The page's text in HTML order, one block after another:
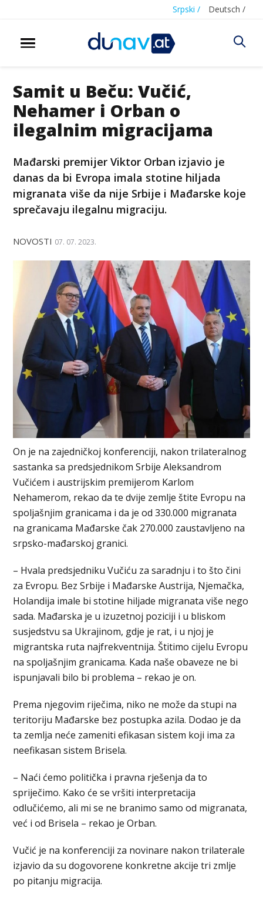
Srpski / Deutsch /
Samit u Beču: Vučić,
Nehamer i Orban o
ilegalnim migracijama
Mađarski premijer Viktor Orban izjavio je
danas da bi Evropa imala stotine hiljada
migranata više da nije Srbije i Mađarske koje
sprečavaju ilegalnu migraciju.
NOVOSTI 07. 07. 2023.
On je na zajedničkoj konferenciji, nakon trilateralnog
sastanka sa predsjednikom Srbije Aleksandrom
Vučićem i austrijskim premijerom Karlom
Nehamerom, rekao da te dvije zemlje štite Evropu na
spoljašnjim granicama i da je od 330.000 migranata
na granicama Mađarske čak 270.000 zaustavljeno na
srpsko-mađarskoj granici.
– Hvala predsjedniku Vučiću za saradnju i to što čini
za Evropu. Bez Srbije i Mađarske Austrija, Njemačka,
Holandija imale bi stotine hiljade migranata više nego
sada. Mađarska je u izuzetnoj poziciji i u bliskom
susjedstvu sa Ukrajinom, gdje je rat, i u njoj je
migrantska ruta najfrekventnija. Štitimo cijelu Evropu
na spoljašnjim granicama. Kada naše obaveze ne bi
ispunjavali bilo bi problema – rekao je on.
Prema njegovim riječima, niko ne može da stupi na
teritoriju Mađarske bez postupka azila. Dodao je da
ta zemlja neće zameniti efikasan sistem koji ima za
neefikasan sistem Brisela.
– Naći ćemo politička i pravna rješenja da to
spriječimo. Kako će se vršiti interpretacija
odlučićemo, ali mi se ne branimo samo od migranata,
već i od Brisela – rekao je Orban.
Vučić je na konferenciji za novinare nakon trilaterale
izjavio da su dogovorene konkretne akcije tri zmlje
po pitanju migracija.